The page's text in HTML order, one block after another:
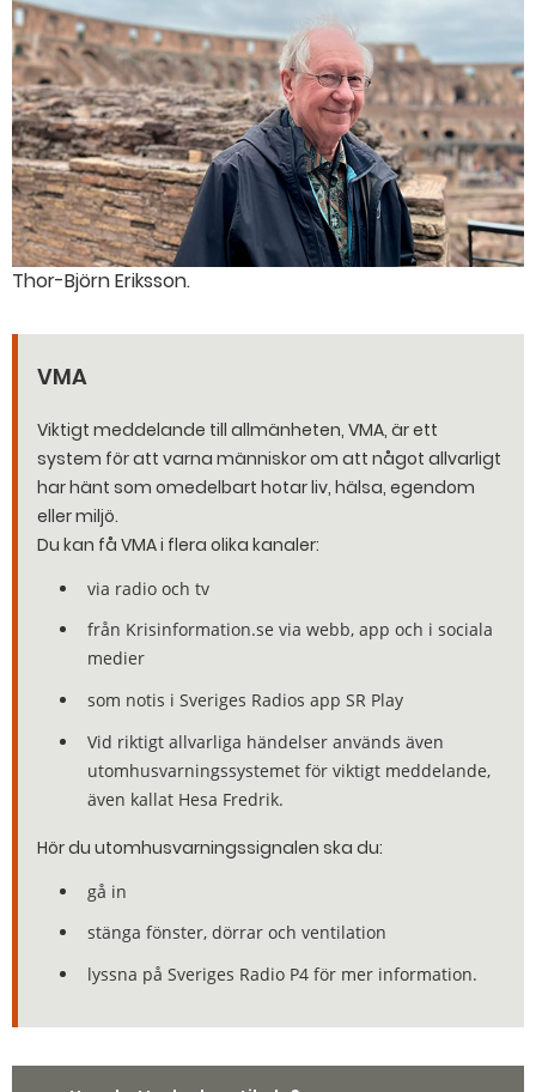
Thor-Björn Eriksson.
VMA
Viktigt meddelande till allmänheten, VMA, är ett
system för att varna människor om att något allvarligt
har hänt som omedelbart hotar liv, hälsa, egendom
eller miljö.
Du kan få VMA i flera olika kanaler:
via radio och tv
från Krisinformation.se via webb, app och i sociala
medier
som notis i Sveriges Radios app SR Play
Vid riktigt allvarliga händelser används även
utomhusvarningssystemet för viktigt meddelande,
även kallat Hesa Fredrik.
Hör du utomhusvarningssignalen ska du:
gå in
stänga fönster, dörrar och ventilation
lyssna på Sveriges Radio P4 för mer information.